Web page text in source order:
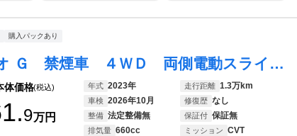
購入パックあり
ＮＶ１００クリッパーリオ Ｇ 禁煙車 ４ＷＤ 両側電動スライドドア シートヒーター オーバーヘッドコンソール オートステップ 純正ナビ【ＣＤ ＤＶＤ ＴＶ ＵＳＢ ＡＵＸ ミュージックサーバー Ｂｌｕｅｔｏｏｔｈ】 バックカメラ コーナーセンサー レーンアシスト 衝突被害軽減サポート
体価格(税込)
9万円
年式 2023年 走行距離 1.3万km
車検 2026年10月 修復歴 なし
整備 法定整備無 保証付 保証無
排気量 660cc ミッション CVT